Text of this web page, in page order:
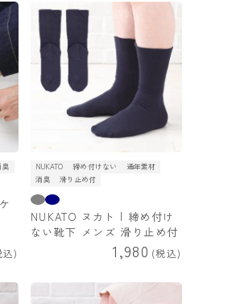
臭
込
NUKATO 締め付けない
通年素材
消臭
滑り止め付
NUKATO ヌカト | 締め付け
ない靴下 メンズ 滑り止め付
1,980 税込